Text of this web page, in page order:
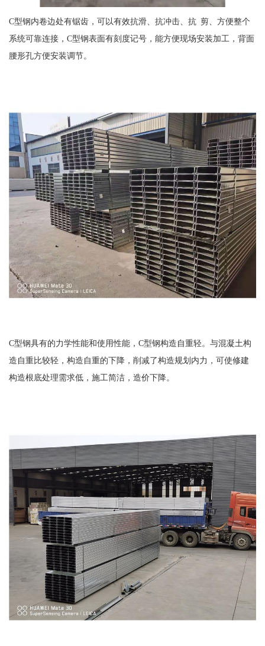
C型钢内卷边处有锯齿，可以有效抗滑、抗冲击、抗 剪、方便整个
系统可靠连接，C型钢表面有刻度记号，能方便现场安装加工，背面
腰形孔方便安装调节。
C型钢具有的力学性能和使用性能，C型钢构造自重轻。与混凝土构
造自重比较轻，构造自重的下降，削减了构造规划内力，可使修建
构造根底处理需求低，施工简洁，造价下降。